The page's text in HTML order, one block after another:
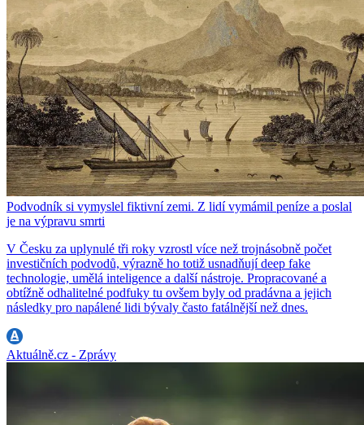
Podvodník si vymyslel fiktivní zemi. Z lidí vymámil peníze a poslal
je na výpravu smrti
V Česku za uplynulé tři roky vzrostl více než trojnásobně počet
investičních podvodů, výrazně ho totiž usnadňují deep fake
technologie, umělá inteligence a další nástroje. Propracované a
obtížně odhalitelné podfuky tu ovšem byly od pradávna a jejich
následky pro napálené lidi bývaly často fatálnější než dnes.
Aktuálně.cz - Zprávy